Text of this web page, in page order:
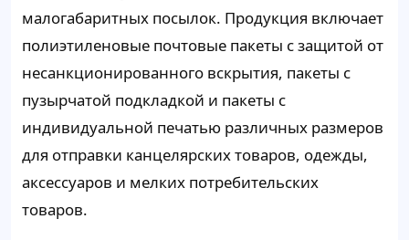
малогабаритных посылок. Продукция включает
полиэтиленовые почтовые пакеты с защитой от
несанкционированного вскрытия, пакеты с
пузырчатой подкладкой и пакеты с
индивидуальной печатью различных размеров
для отправки канцелярских товаров, одежды,
аксессуаров и мелких потребительских
товаров.